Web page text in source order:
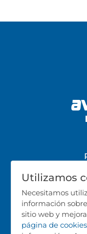
Utilizamos
Necesitamos
información
sitio web y
página de cookies